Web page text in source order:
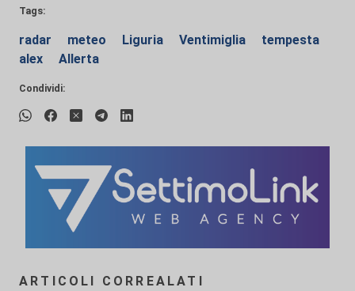
Tags:
radar meteo Liguria Ventimiglia
tempesta
alex
Allerta
Condividi:
ARTICOLI CORREALATI